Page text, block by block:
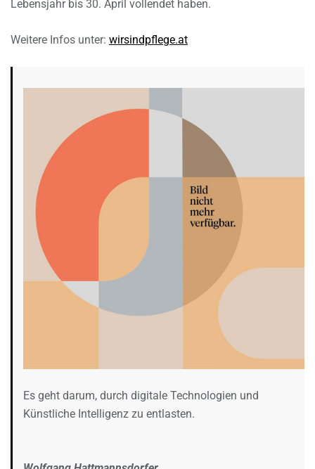
Lebensjahr bis 30. April vollendet haben.
Weitere Infos unter: wirsindpflege.at
Es geht darum, durch digitale Technologien und
Künstliche Intelligenz zu entlasten.